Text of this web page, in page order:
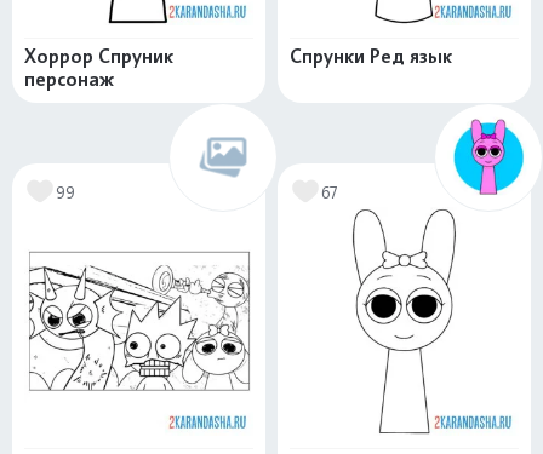
Хоррор Спруник
персонаж
Спрунки Ред язык
99 67